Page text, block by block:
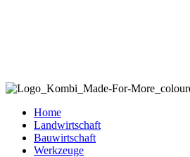
Home
Landwirtschaft
Bauwirtschaft
Werkzeuge